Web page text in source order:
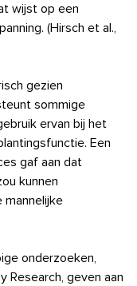
wijst op een
(Hirsch et al.,
gezien
sommige
ervan bij het
Een
gaf aan dat
kunnen
onderzoeken,
Research, geven aan